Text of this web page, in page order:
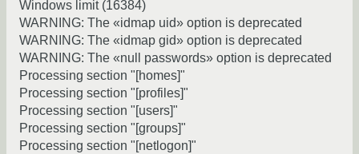
Windows limit (16384)
WARNING: The «idmap uid» option is deprecated
WARNING: The «idmap gid» option is deprecated
WARNING: The «null passwords» option is deprecated
Processing section "[homes]"
Processing section "[profiles]"
Processing section "[users]"
Processing section "[groups]"
Processing section "[netlogon]"